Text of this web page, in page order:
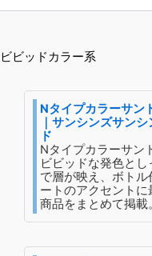
ビビッドカラー系
Nタイプカラーサン
｜サンシンズサン
ド
Nタイプカラーサン
ビビッドな発色と
で層が映え、ボト
ートのアクセントに
商品をまとめて掲載。